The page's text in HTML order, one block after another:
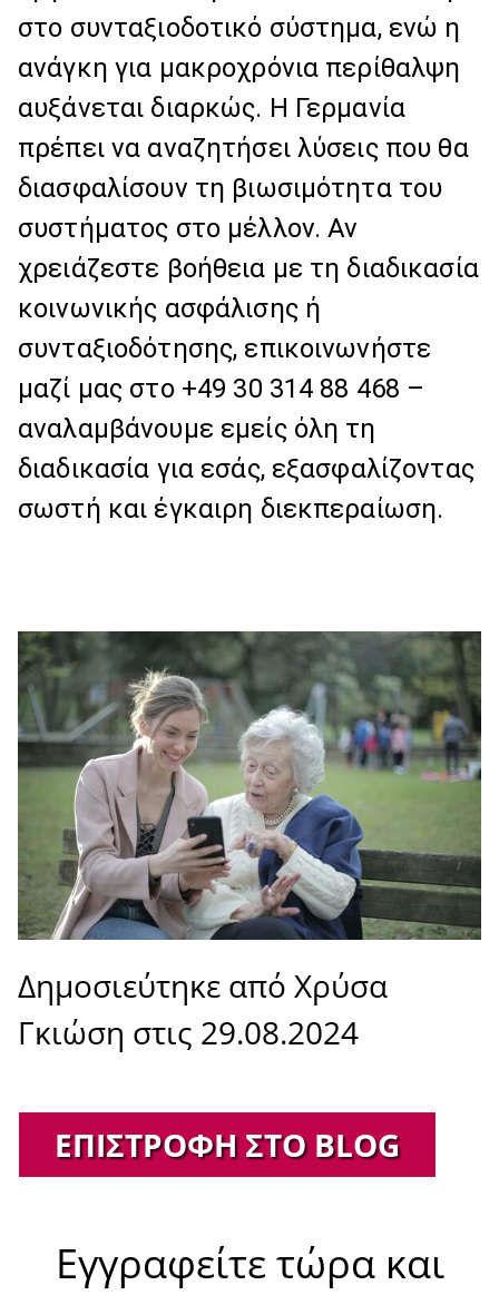
στο συνταξιοδοτικό σύστημα, ενώ η
ανάγκη για μακροχρόνια περίθαλψη
αυξάνεται διαρκώς. Η Γερμανία
πρέπει να αναζητήσει λύσεις που θα
διασφαλίσουν τη βιωσιμότητα του
συστήματος στο μέλλον. Αν
χρειάζεστε βοήθεια με τη διαδικασία
κοινωνικής ασφάλισης ή
συνταξιοδότησης, επικοινωνήστε
μαζί μας στο +49 30 314 88 468 –
αναλαμβάνουμε εμείς όλη τη
διαδικασία για εσάς, εξασφαλίζοντας
σωστή και έγκαιρη διεκπεραίωση.
Δημοσιεύτηκε από Χρύσα
Γκιώση στις 29.08.2024
ΕΠΙΣΤΡΟΦΉ ΣΤΟ BLOG
Εγγραφείτε τώρα και